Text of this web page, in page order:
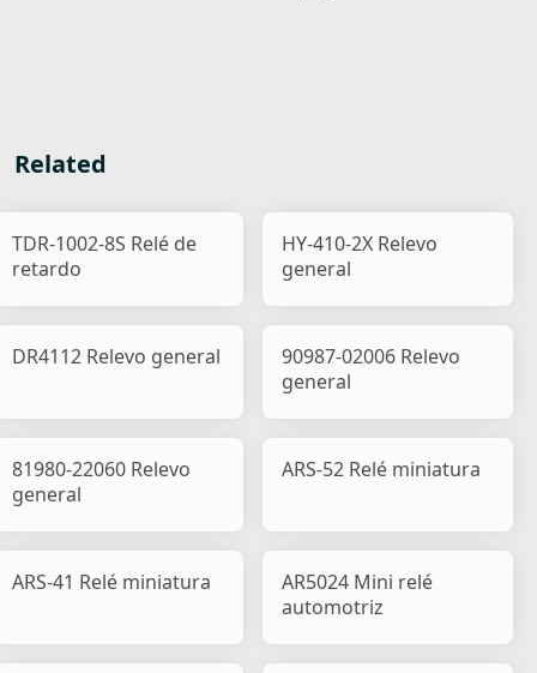
Related
TDR-1002-8S Relé de
retardo
HY-410-2X Relevo
general
DR4112 Relevo general
90987-02006 Relevo
general
81980-22060 Relevo
general
ARS-52 Relé miniatura
ARS-41 Relé miniatura
AR5024 Mini relé
automotriz